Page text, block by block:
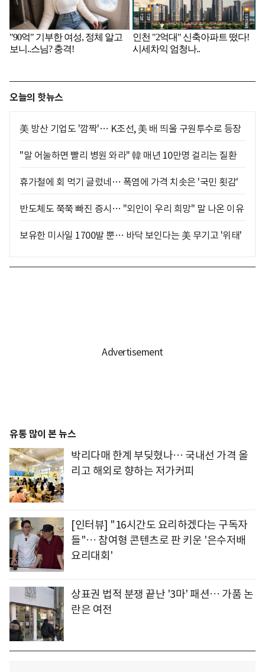
오늘의 핫뉴스
美 방산 기업도 '깜짝'… K조선, 美 배 띄울 구원투수로 등장
"말 어눌하면 빨리 병원 와라" 韓 매년 10만명 걸리는 질환
휴가철에 회 먹기 글렀네… 폭염에 가격 치솟은 '국민 횟감'
반도체도 쭉쭉 빠진 증시… "외인이 우리 희망" 말 나온 이유
보유한 미사일 1700발 뿐… 바닥 보인다는 美 무기고 '위태'
유통 많이 본 뉴스
박리다매 한계 부딪혔나… 국내선 가격 올
리고 해외로 향하는 저가커피
[인터뷰] "16시간도 요리하겠다는 구독자
들"… 참여형 콘텐츠로 판 키운 '은수저배
요리대회'
상표권 법적 분쟁 끝난 '3마' 패션… 가품 논
란은 여전